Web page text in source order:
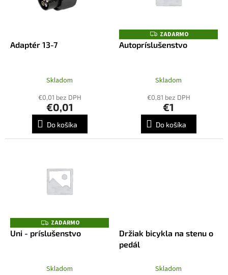
Adaptér 13-7
Skladom
€0,01 bez DPH
€0,01
Do košíka
Z
A
D
O
ZADARMO
Autopríslušenstvo
Skladom
€0,81 bez DPH
€1
Do košíka
Z
A
D
O
ZADARMO
Uni - príslušenstvo
Skladom
Držiak bicykla na stenu o
pedál
Skladom